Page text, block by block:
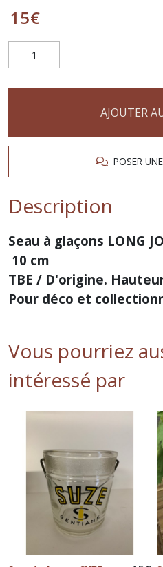
15€
AJOUTER
POSER
Description
Seau à glaçons LONG
10 cm
TBE / D'origine.
Pour déco et
Vous pourriez
intéressé par